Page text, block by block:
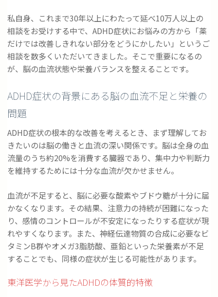
私自身、これまで30年以上にわたって延べ10万人以上の
相談をお受けする中で、ADHD症状にお悩みの方から「薬
だけでは改善しきれない部分をどうにかしたい」というご
相談を数多くいただいてきました。そこで重要になるの
が、脳の血流状態や栄養バランスを整えることです。
ADHD症状の背景にある脳の血流不足と栄養の
問題
ADHD症状の根本的な改善を考えるとき、まず理解してお
きたいのは脳の働きと血流の深い関係です。脳は全身の血
流量のうち約20%を消費する臓器であり、集中力や判断力
を維持するためには十分な血流が欠かせません。
血流が不足すると、脳に必要な酸素やブドウ糖が十分に届
かなくなります。その結果、注意力の持続が困難になった
り、感情のコントロールが不安定になったりする症状が現
れやすくなります。また、神経伝達物質の合成に必要なビ
タミンB群やオメガ3脂肪酸、亜鉛といった栄養素が不足
することでも、同様の症状が生じる可能性があります。
東洋医学から見たADHDの体質的特徴